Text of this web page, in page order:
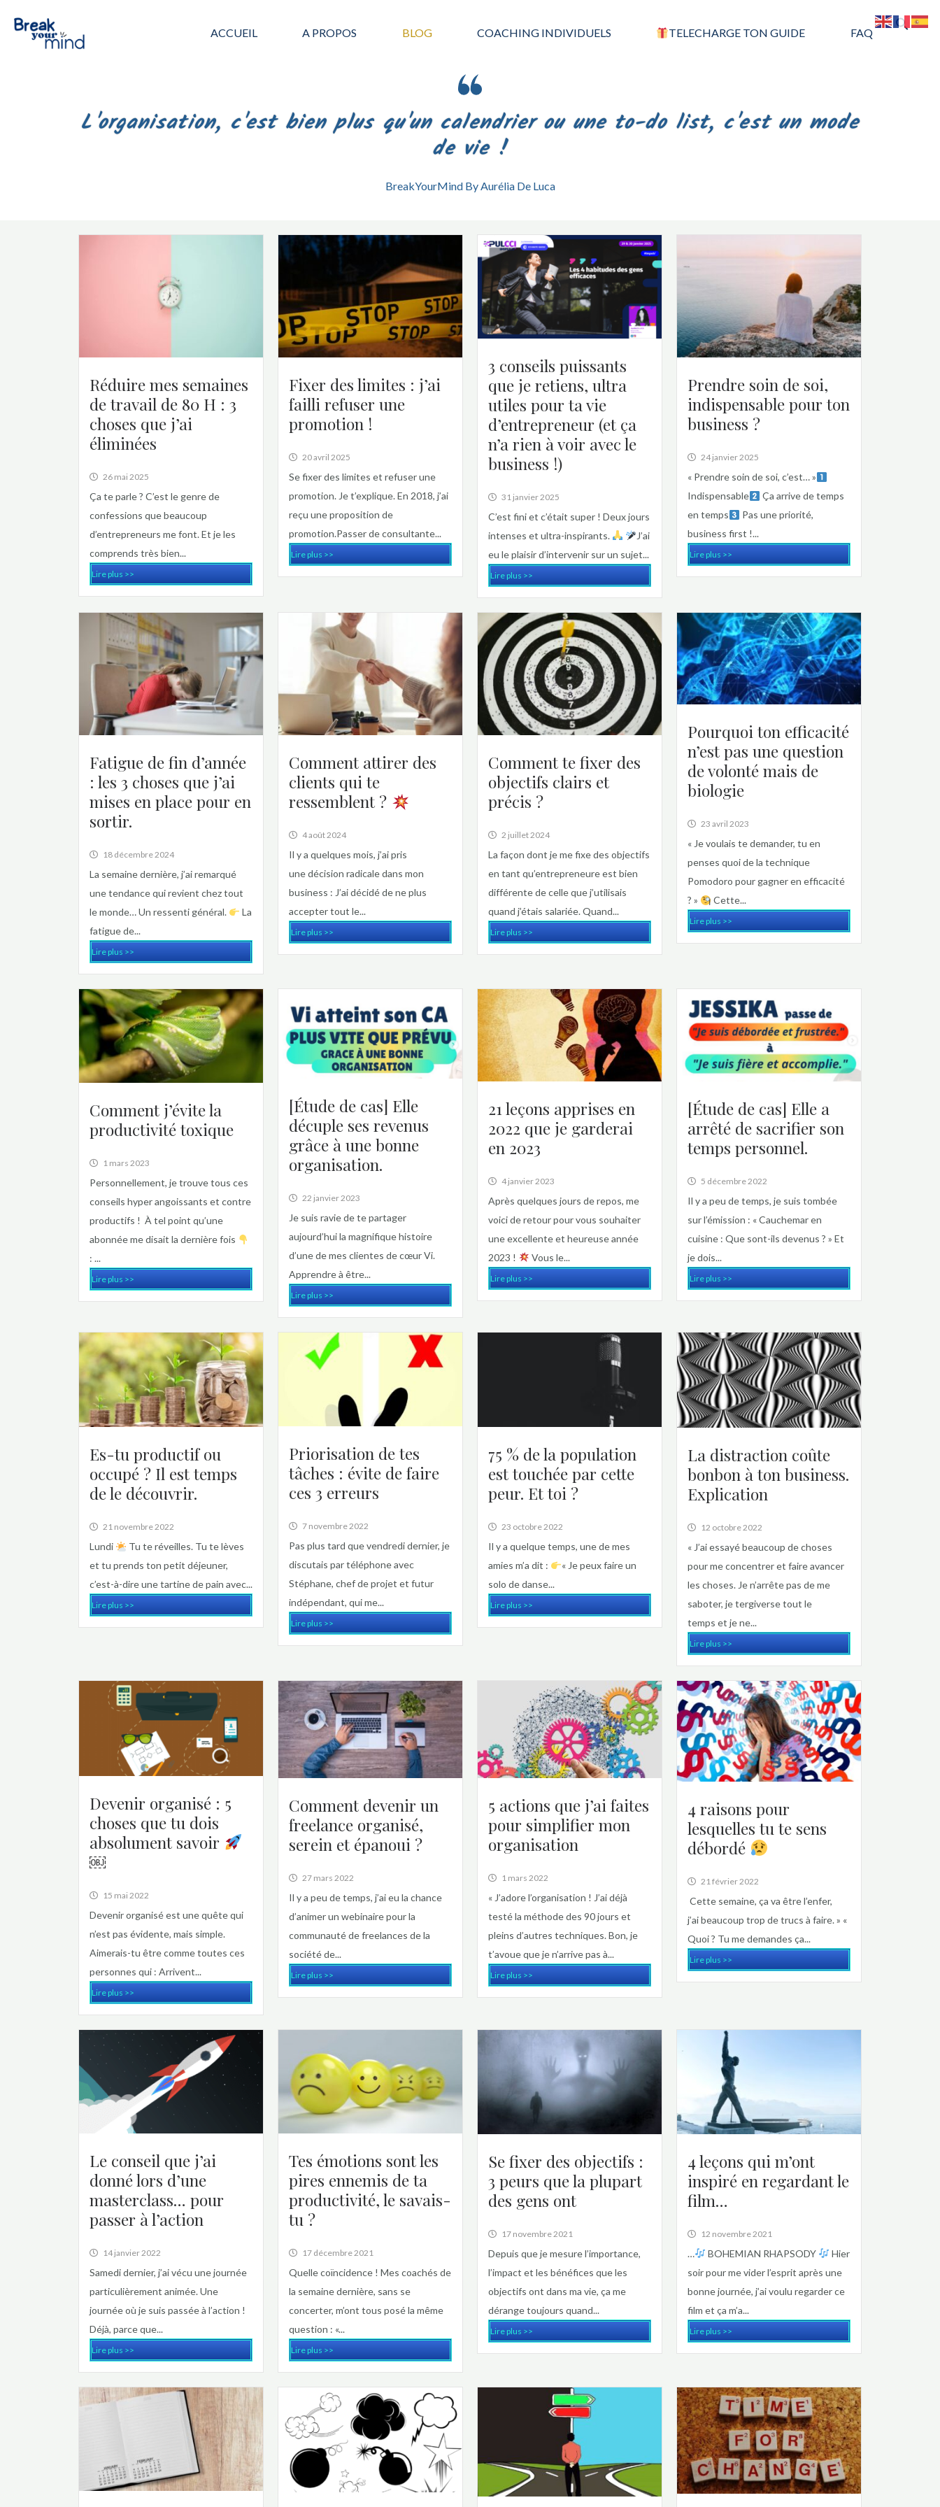
ACCUEIL A PROPOS BLOG COACHING INDIVIDUELS TELECHARGE TON GUIDE FAQ
L'organisation, c'est bien plus qu'un calendrier ou une to-do list, c'est un mode
de vie !
BreakYourMind By Aurélia De Luca
Réduire mes semaines
de travail de 80 H : 3
choses que j’ai
éliminées
26 mai 2025
Ça te parle ? C’est le genre de
confessions que beaucoup
d’entrepreneurs me font. Et je les
comprends très bien...
Lire plus >>
Fixer des limites : j’ai
failli refuser une
promotion !
20 avril 2025
Se fixer des limites et refuser une
promotion. Je t’explique. En 2018, j’ai
reçu une proposition de
promotion.Passer de consultante...
Lire plus >>
3 conseils puissants
que je retiens, ultra
utiles pour ta vie
d’entrepreneur (et ça
n’a rien à voir avec le
business !)
31 janvier 2025
C’est fini et c’était super ! Deux jours
intenses et ultra-inspirants.
J’ai
eu le plaisir d’intervenir sur un sujet...
Lire plus >>
Prendre soin de soi,
indispensable pour ton
business ?
24 janvier 2025
« Prendre soin de soi, c’est… »
Indispensable
Ça arrive de temps
en temps
Pas une priorité,
business first !...
Lire plus >>
Fatigue de fin d’année
: les 3 choses que j’ai
mises en place pour en
sortir.
18 décembre 2024
La semaine dernière, j’ai remarqué
une tendance qui revient chez tout
le monde… Un ressenti général.
La
fatigue de...
Lire plus >>
Comment attirer des
clients qui te
ressemblent ?
4 août 2024
Il y a quelques mois, j’ai pris
une décision radicale dans mon
business : J’ai décidé de ne plus
accepter tout le...
Lire plus >>
Comment te fixer des
objectifs clairs et
précis ?
2 juillet 2024
La façon dont je me fixe des objectifs
en tant qu’entrepreneure est bien
différente de celle que j’utilisais
quand j’étais salariée. Quand...
Lire plus >>
Pourquoi ton efficacité
n’est pas une question
de volonté mais de
biologie
23 avril 2023
« Je voulais te demander, tu en
penses quoi de la technique
Pomodoro pour gagner en efficacité
? »
Cette...
Lire plus >>
Comment j’évite la
productivité toxique
1 mars 2023
Personnellement, je trouve tous ces
conseils hyper angoissants et contre
productifs ! À tel point qu’une
abonnée me disait la dernière fois
: ...
Lire plus >>
[Étude de cas] Elle
décuple ses revenus
grâce à une bonne
organisation.
22 janvier 2023
Je suis ravie de te partager
aujourd’hui la magnifique histoire
d’une de mes clientes de cœur Vi.
Apprendre à être...
Lire plus >>
21 leçons apprises en
2022 que je garderai
en 2023
4 janvier 2023
Après quelques jours de repos, me
voici de retour pour vous souhaiter
une excellente et heureuse année
2023 !
Vous le...
Lire plus >>
[Étude de cas] Elle a
arrêté de sacrifier son
temps personnel.
5 décembre 2022
Il y a peu de temps, je suis tombée
sur l’émission : « Cauchemar en
cuisine : Que sont-ils devenus ? » Et
je dois...
Lire plus >>
Es-tu productif ou
occupé ? Il est temps
de le découvrir.
21 novembre 2022
Lundi
Tu te réveilles. Tu te lèves
et tu prends ton petit déjeuner,
c’est-à-dire une tartine de pain avec...
Lire plus >>
Priorisation de tes
tâches : évite de faire
ces 3 erreurs
7 novembre 2022
Pas plus tard que vendredi dernier, je
discutais par téléphone avec
Stéphane, chef de projet et futur
indépendant, qui me...
Lire plus >>
75 % de la population
est touchée par cette
peur. Et toi ?
23 octobre 2022
Il y a quelque temps, une de mes
amies m’a dit :
« Je peux faire un
solo de danse...
Lire plus >>
La distraction coûte
bonbon à ton business.
Explication
12 octobre 2022
« J’ai essayé beaucoup de choses
pour me concentrer et faire avancer
les choses. Je n’arrête pas de me
saboter, je tergiverse tout le
temps et je ne...
Lire plus >>
Devenir organisé : 5
choses que tu dois
absolument savoir
￼
15 mai 2022
Devenir organisé est une quête qui
n’est pas évidente, mais simple.
Aimerais-tu être comme toutes ces
personnes qui : Arrivent...
Lire plus >>
Comment devenir un
freelance organisé,
serein et épanoui ?
27 mars 2022
Il y a peu de temps, j’ai eu la chance
d’animer un webinaire pour la
communauté de freelances de la
société de...
Lire plus >>
5 actions que j’ai faites
pour simplifier mon
organisation
1 mars 2022
« J’adore l’organisation ! J’ai déjà
testé la méthode des 90 jours et
pleins d’autres techniques. Bon, je
t’avoue que je n’arrive pas à...
Lire plus >>
4 raisons pour
lesquelles tu te sens
débordé
21 février 2022
Cette semaine, ça va être l’enfer,
j’ai beaucoup trop de trucs à faire. » «
Quoi ? Tu me demandes ça...
Lire plus >>
Le conseil que j’ai
donné lors d’une
masterclass… pour
passer à l’action
14 janvier 2022
Samedi dernier, j’ai vécu une journée
particulièrement animée. Une
journée où je suis passée à l’action !
Déjà, parce que...
Lire plus >>
Tes émotions sont les
pires ennemis de ta
productivité, le savais-
tu ?
17 décembre 2021
Quelle coïncidence ! Mes coachés de
la semaine dernière, sans se
concerter, m’ont tous posé la même
question : «...
Lire plus >>
Se fixer des objectifs :
3 peurs que la plupart
des gens ont
17 novembre 2021
Depuis que je mesure l’importance,
l’impact et les bénéfices que les
objectifs ont dans ma vie, ça me
dérange toujours quand...
Lire plus >>
4 leçons qui m’ont
inspiré en regardant le
film…
12 novembre 2021
… BOHEMIAN RHAPSODY
Hier
soir pour me vider l’esprit après une
bonne journée, j’ai voulu regarder ce
film et ça m’a...
Lire plus >>